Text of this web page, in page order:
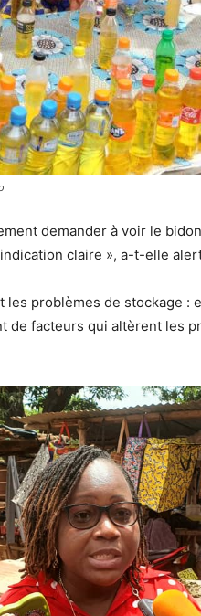
demander à voir le
claire », a-t-elle
les problèmes de stockage :
de facteurs qui altèrent les